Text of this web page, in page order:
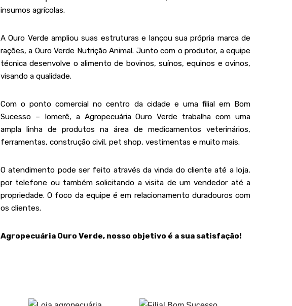
insumos agrícolas.
A Ouro Verde ampliou suas estruturas e lançou sua própria marca de
rações, a Ouro Verde Nutrição Animal. Junto com o produtor, a equipe
técnica desenvolve o alimento de bovinos, suínos, equinos e ovinos,
visando a qualidade.
Com o ponto comercial no centro da cidade e uma filial em Bom
Sucesso – Iomerê, a Agropecuária Ouro Verde trabalha com uma
ampla linha de produtos na área de medicamentos veterinários,
ferramentas, construção civil, pet shop, vestimentas e muito mais.
O atendimento pode ser feito através da vinda do cliente até a loja,
por telefone ou também solicitando a visita de um vendedor até a
propriedade. O foco da equipe é em relacionamento duradouros com
os clientes.
Agropecuária Ouro Verde, nosso objetivo é a sua satisfação!